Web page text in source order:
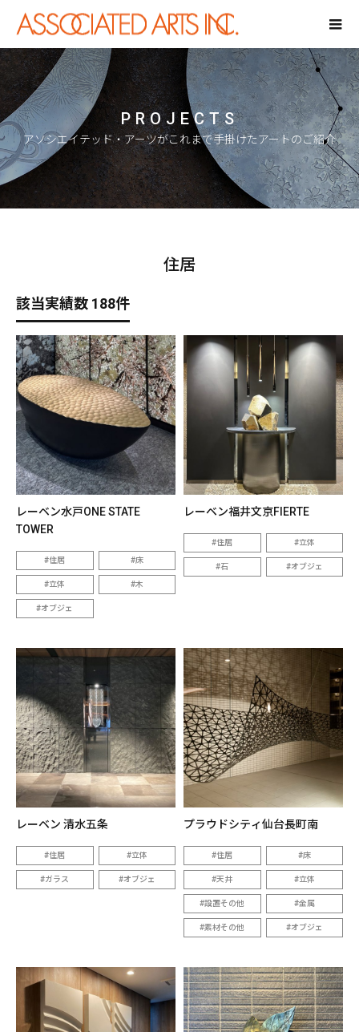
PROJECTS
アソシエイテッド・アーツがこれまで手掛けたアートのご紹介
住居
該当実績数 188件
レーベン水戸ONE STATE
TOWER
住居 床
立体 木
オブジェ
レーベン福井文京FIERTE
住居 立体
石 オブジェ
レーベン 清水五条
住居 立体
ガラス オブジェ
プラウドシティ仙台長町南
住居 床
天井 立体
設置その他 金属
素材その他 オブジェ